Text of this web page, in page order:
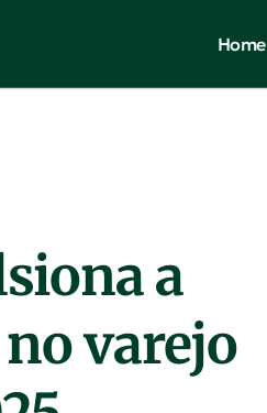
Home
a
varejo